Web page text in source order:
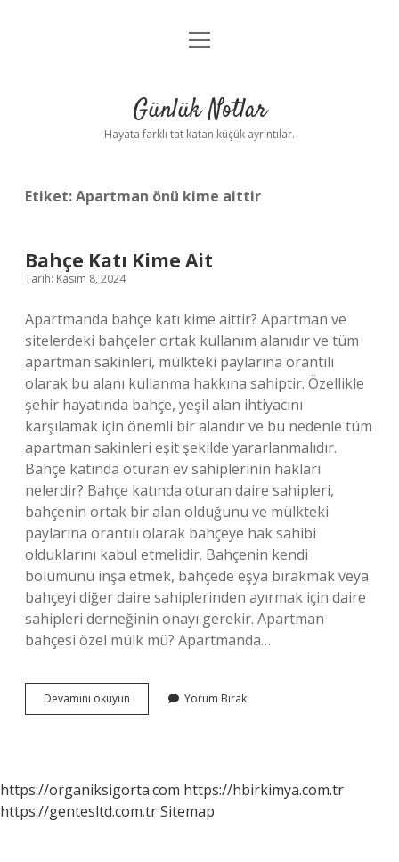
Anasayfa
Yasal Uyarı
menüyü
Günlük Notlar
Hayata farklı tat katan küçük ayrıntılar.
Etiket:Apartman önü kime aittir
Bahçe Katı Kime Ait
Tarih: Kasım 8, 2024
Apartmanda bahçe katı kime aittir? Apartman ve
sitelerdeki bahçeler ortak kullanım alanıdır ve tüm
apartman sakinleri, mülkteki paylarına orantılı
olarak bu alanı kullanma hakkına sahiptir. Özellikle
şehir hayatında bahçe, yeşil alan ihtiyacını
karşılamak için önemli bir alandır ve bu nedenle tüm
apartman sakinleri eşit şekilde yararlanmalıdır.
Bahçe katında oturan ev sahiplerinin hakları
nelerdir? Bahçe katında oturan daire sahipleri,
bahçenin ortak bir alan olduğunu ve mülkteki
paylarına orantılı olarak bahçeye hak sahibi
olduklarını kabul etmelidir. Bahçenin kendi
bölümünü inşa etmek, bahçede eşya bırakmak veya
bahçeyi diğer daire sahiplerinden ayırmak için daire
sahipleri derneğinin onayı gerekir. Apartman
bahçesi özel mülk mü? Apartmanda…
Devamını okuyun
Katı
Yorum Bırak
https://organiksigorta.com https://hbirkimya.com.tr
https://gentesltd.com.trSitemap